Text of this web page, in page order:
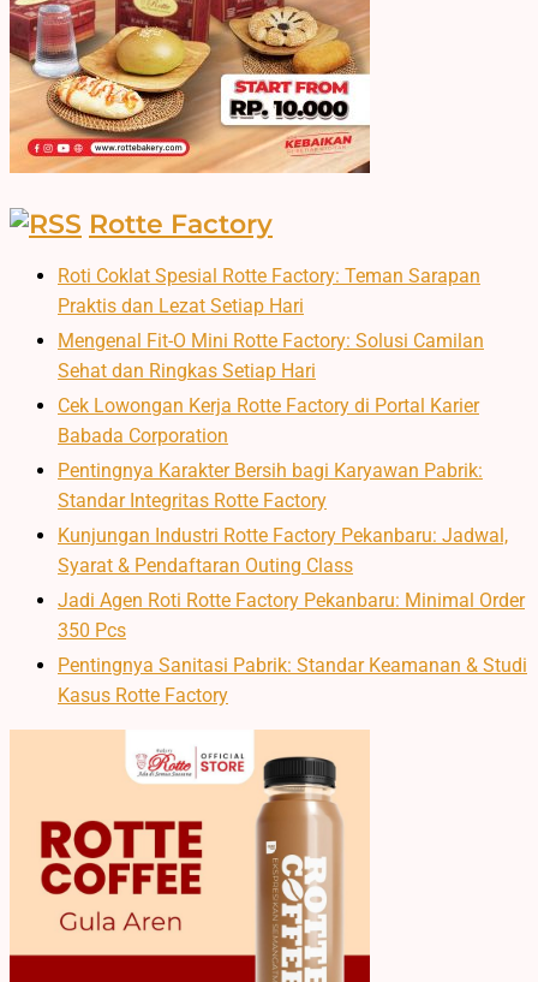
Rotte Factory
Roti Coklat Spesial Rotte Factory: Teman Sarapan
Praktis dan Lezat Setiap Hari
Mengenal Fit-O Mini Rotte Factory: Solusi Camilan
Sehat dan Ringkas Setiap Hari
Cek Lowongan Kerja Rotte Factory di Portal Karier
Babada Corporation
Pentingnya Karakter Bersih bagi Karyawan Pabrik:
Standar Integritas Rotte Factory
Kunjungan Industri Rotte Factory Pekanbaru: Jadwal,
Syarat & Pendaftaran Outing Class
Jadi Agen Roti Rotte Factory Pekanbaru: Minimal Order
350 Pcs
Pentingnya Sanitasi Pabrik: Standar Keamanan & Studi
Kasus Rotte Factory